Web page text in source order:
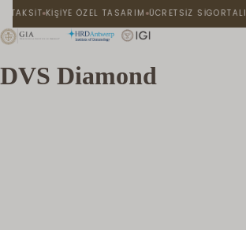
KIŞIYE ÖZEL TASARIM ÜCRETSIZ SIGORTALI TESLIMAT
DVS Diamond